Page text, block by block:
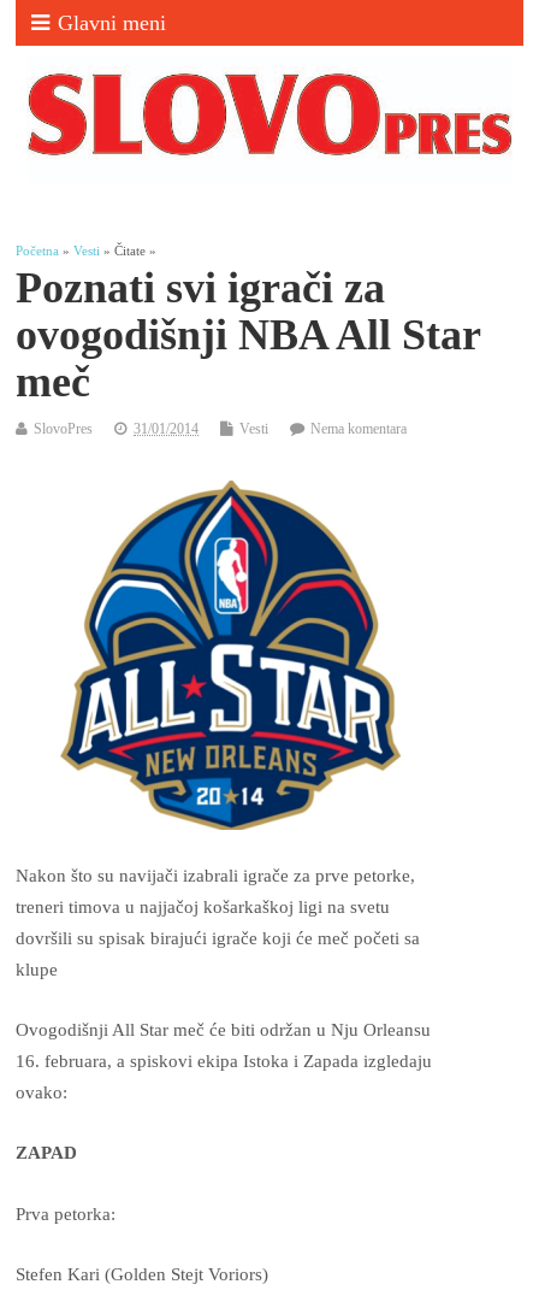
Glavni meni
Početna »Vesti » Čitate »
Poznati svi igrači za
ovogodišnji NBA All Star
meč
SlovoPres 31/01/2014 Vesti Nema komentara
Nakon što su navijači izabrali igrače za prve petorke,
treneri timova u najjačoj košarkaškoj ligi na svetu
dovršili su spisak birajući igrače koji će meč početi sa
klupe
Ovogodišnji All Star meč će biti održan u Nju Orleansu
16. februara, a spiskovi ekipa Istoka i Zapada izgledaju
ovako:
ZAPAD
Prva petorka:
Stefen Kari (Golden Stejt Voriors)